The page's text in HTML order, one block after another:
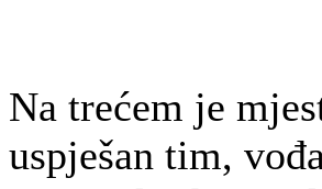
Na trećem je
uspješan tim,